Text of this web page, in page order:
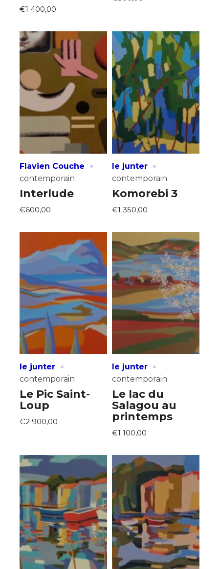
Statut / Organisation
J'accepte lestermes et conditions
* Champ obligatoire
€1 400,00
Flavien Couche ·
contemporain
Interlude
€600,00
le junter ·
contemporain
Komorebi 3
€1 350,00
le junter ·
contemporain
Le Pic Saint-
Loup
€2 900,00
le junter ·
contemporain
Le lac du
Salagou au
printemps
€1 100,00